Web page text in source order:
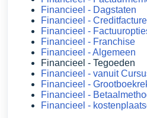
Financieel - Dagstaten
Financieel -
Financieel -
Financieel - Franchise
Financieel - Algemeen
Financieel - Tegoeden
Financieel - vanuit
Financieel -
Financieel -
Financieel -